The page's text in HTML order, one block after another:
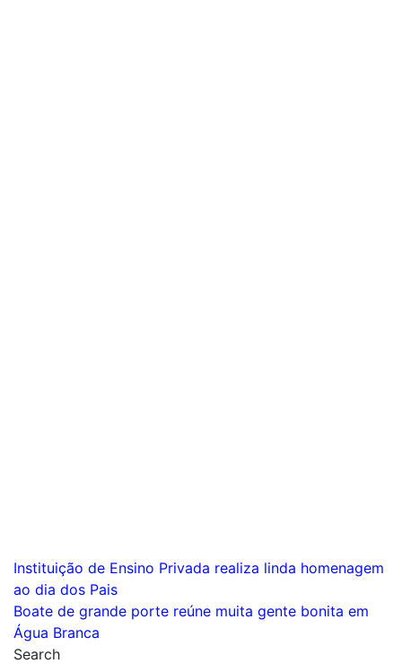
Navegação
de
Post
Instituição de Ensino Privada realiza linda homenagem
ao dia dos Pais
Boate de grande porte reúne muita gente bonita em
Água Branca
Search